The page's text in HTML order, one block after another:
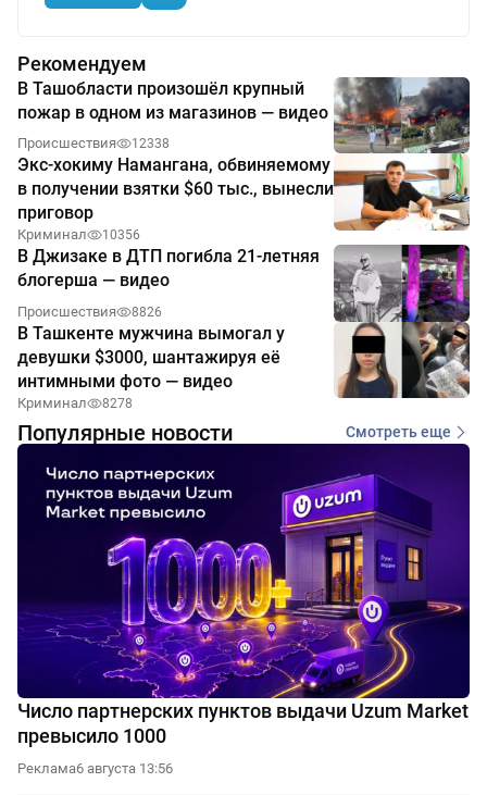
Рекомендуем
В Ташобласти произошёл крупный
пожар в одном из магазинов — видео
Происшествия 12338
Экс-хокиму Намангана, обвиняемому
в получении взятки $60 тыс., вынесли
приговор
Криминал 10356
В Джизаке в ДТП погибла 21-летняя
блогерша — видео
Происшествия 8826
В Ташкенте мужчина вымогал у
девушки $3000, шантажируя её
интимными фото — видео
Криминал 8278
Популярные новости Смотреть еще
Число партнерских пунктов выдачи Uzum Market
превысило 1000
Реклама6 августа 13:56